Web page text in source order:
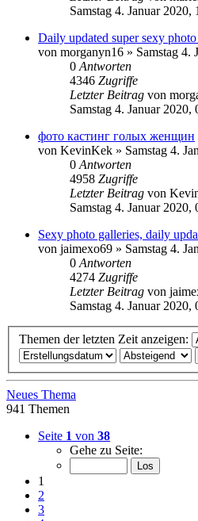
Samstag 4. Januar 2020,
Daily updated super sexy
von morganyn16 » Samstag 4.
0 Antworten
4346 Zugriffe
Letzter Beitrag von
Samstag 4. Januar 2020,
фото кастинг голых женщин
von KevinKek » Samstag 4.
0 Antworten
4958 Zugriffe
Letzter Beitrag von
Samstag 4. Januar 2020,
Sexy photo galleries, daily
von jaimexo69 » Samstag 4.
0 Antworten
4274 Zugriffe
Letzter Beitrag von
Samstag 4. Januar 2020,
Themen der letzten Zeit anzeigen:
Neues Thema
941 Themen
Seite 1 von 38
Gehe zu Seite:
1
2
3